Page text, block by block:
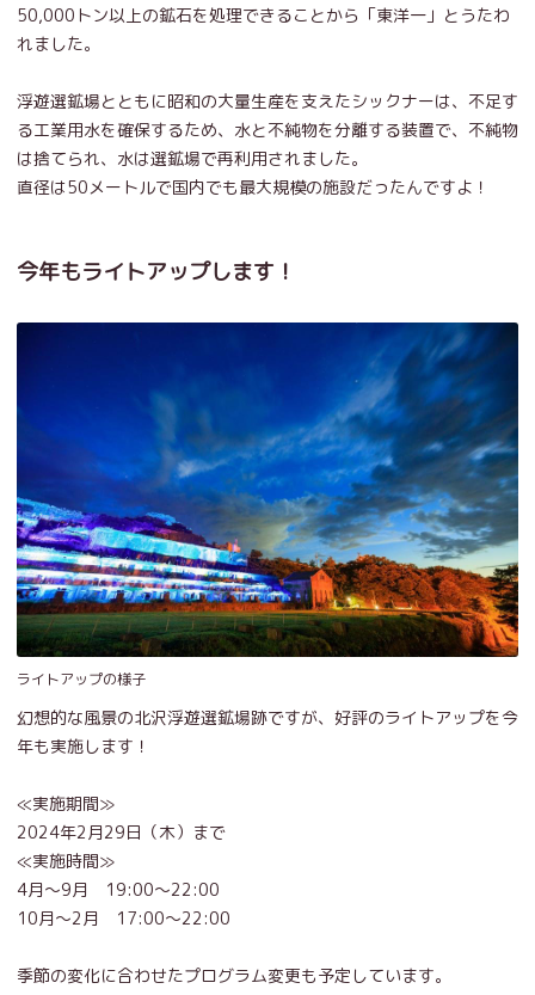
50,000トン以上の鉱石を処理できることから「東洋一」とうたわ
れました。
浮遊選鉱場とともに昭和の大量生産を支えたシックナーは、不足す
る工業用水を確保するため、水と不純物を分離する装置で、不純物
は捨てられ、水は選鉱場で再利用されました。
直径は50メートルで国内でも最大規模の施設だったんですよ！
今年もライトアップします！
ライトアップの様子
幻想的な風景の北沢浮遊選鉱場跡ですが、好評のライトアップを今
年も実施します！
≪実施期間≫
2024年2月29日（木）まで
≪実施時間≫
4月～9月 19:00～22:00
10月～2月 17:00～22:00
季節の変化に合わせたプログラム変更も予定しています。